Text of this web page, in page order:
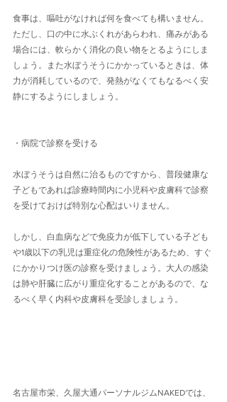
食事は、嘔吐がなければ何を食べても構いません。
ただし、口の中に水ぶくれがあらわれ、痛みがある
場合には、軟らかく消化の良い物をとるようにしま
しょう。また水ぼうそうにかかっているときは、体
力が消耗しているので、発熱がなくてもなるべく安
静にするようにしましょう。
・病院で診察を受ける
水ぼうそうは自然に治るものですから、普段健康な
子どもであれば診療時間内に小児科や皮膚科で診察
を受けておけば特別な心配はいりません。
しかし、白血病などで免疫力が低下している子ども
や1歳以下の乳児は重症化の危険性があるため、すぐ
にかかりつけ医の診察を受けましょう。大人の感染
は肺や肝臓に広がり重症化することがあるので、な
るべく早く内科や皮膚科を受診しましょう。
名古屋市栄、久屋大通パーソナルジムNAKEDでは、